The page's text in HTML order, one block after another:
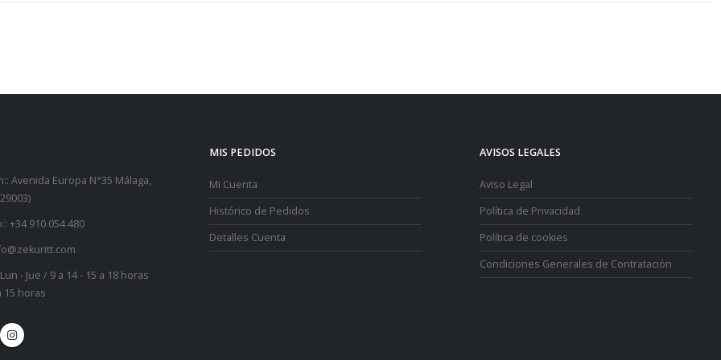
Avenida Europa N°35 Málaga,
+34 910 054 480
Lun - Jue / 9 a 14 - 15 a 18 horas
15 horas
MIS PEDIDOS
Mi Cuenta
Histórico de Pedidos
Detalles Cuenta
AVISOS LEGALES
Aviso Legal
Política de Privacidad
Política de cookies
Condiciones Generales de Contratación